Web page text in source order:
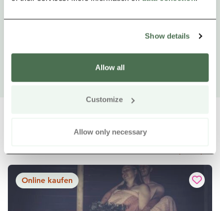
Show details
Allow all
Customize
Allow only necessary
Weitere Produkte in der Nähe
Online kaufen
Siirry